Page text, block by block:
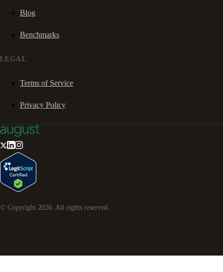
Blog
Benchmarks
LEGAL
Terms of Service
Privacy Policy
© Copyright 2026. All rights reserved.